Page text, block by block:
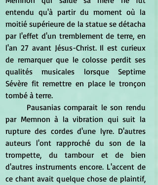
entendu qu'à partir du moment où la
moitié supérieure de la statue se détacha
par l'effet d'un tremblement de terre, en
l'an 27 avant Jésus-Christ. Il est curieux
de remarquer que le colosse perdit ses
qualités musicales lorsque Septime
Sévère fit remettre en place le tronçon
tombé à terre.
par Memnon à la vibration qui suit la
rupture des cordes d'une lyre. D'autres
auteurs l'ont rapproché du son de la
trompette, du tambour et de bien
d'autres instruments encore. L'accent de
ce chant avait quelque chose de plaintif,